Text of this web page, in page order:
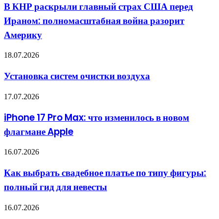
террориста,
чтобы
воевать
с
Россией
раскрыли
главный
страх
перед
полномасштабная
разорит
Америку
В КНР раскрыли главный страх США перед
Ираном: полномасштабная война разорит
Америку
Установка
очистки
воздуха
18.07.2026
Установка систем очистки воздуха
iPhone
Pro
Max:
что
в
Apple
17.07.2026
iPhone 17 Pro Max: что изменилось в новом
флагмане Apple
Как
свадебное
платье
по
фигуры:
полный
16.07.2026
Как выбрать свадебное платье по типу фигуры:
полный гид для невесты
Коттеджные
16.07.2026